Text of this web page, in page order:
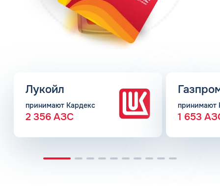
Лукойл
принимают Кардекс
2 356 АЗС
принимают
1 653